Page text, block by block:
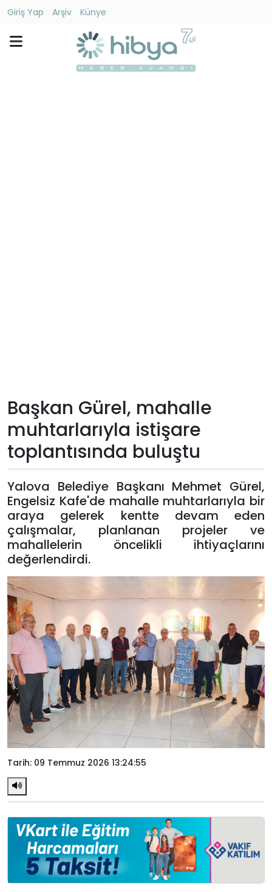
Giriş Yap Arşiv
Künye
Giriş
Yap
Başkan Gürel, mahalle
muhtarlarıyla istişare
toplantısında buluştu
Yalova Belediye Başkanı Mehmet Gürel,
Engelsiz Kafe'de mahalle muhtarlarıyla bir
araya gelerek kentte devam eden
çalışmalar, planlanan projeler ve
mahallelerin öncelikli ihtiyaçlarını
değerlendirdi.
Tarih: 09 Temmuz 2026 13:24:55